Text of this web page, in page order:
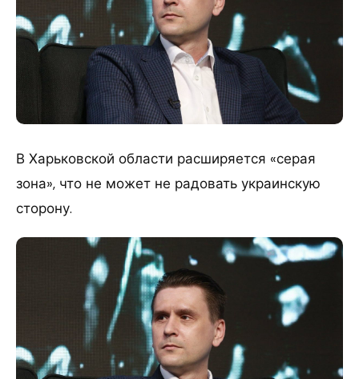
В Харьковской области расширяется «серая
зона», что не может не радовать украинскую
сторону.